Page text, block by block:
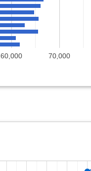
60,000 70,000